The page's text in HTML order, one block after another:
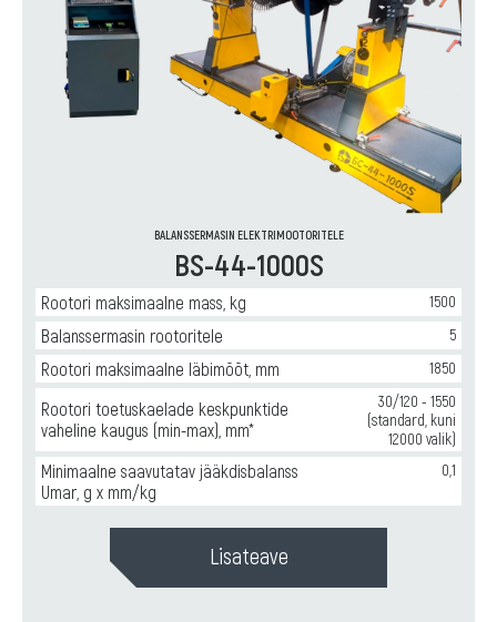
BALANSSERMASIN ELEKTRIMOOTORITELE
BS-44-1000S
Rootori maksimaalne mass, kg 1500
Balanssermasin rootoritele 5
Rootori maksimaalne läbimõõt, mm 1850
Rootori toetuskaelade keskpunktide
vaheline kaugus (min-max), mm*
30/120 - 1550
(standard, kuni
12000 valik)
Minimaalne saavutatav jääkdisbalanss
Umar, g x mm/kg
0,1
Lisateave